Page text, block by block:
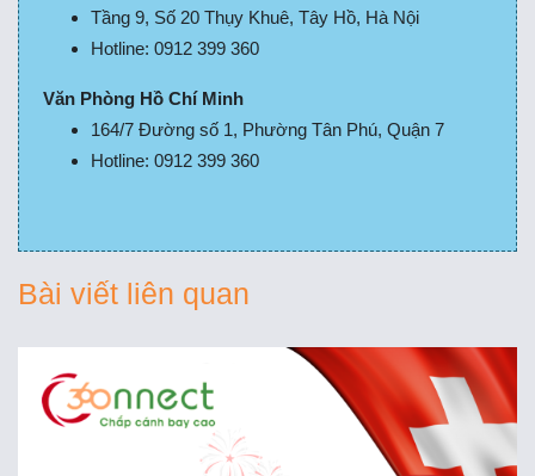
Tầng 9, Số 20 Thụy Khuê, Tây Hồ, Hà Nội
Hotline: 0912 399 360
Văn Phòng Hồ Chí Minh
164/7 Đường số 1, Phường Tân Phú, Quận 7
Hotline: 0912 399 360
Bài viết liên quan